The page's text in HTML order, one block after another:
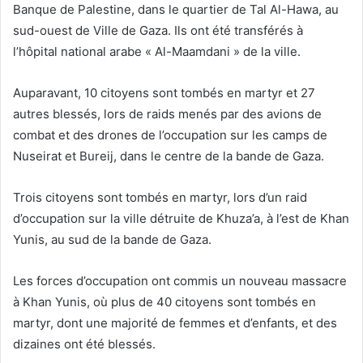
Banque de Palestine, dans le quartier de Tal Al-Hawa, au
sud-ouest de Ville de Gaza. Ils ont été transférés à
l’hôpital national arabe « Al-Maamdani » de la ville.
Auparavant, 10 citoyens sont tombés en martyr et 27
autres blessés, lors de raids menés par des avions de
combat et des drones de l’occupation sur les camps de
Nuseirat et Bureij, dans le centre de la bande de Gaza.
Trois citoyens sont tombés en martyr, lors d’un raid
d’occupation sur la ville détruite de Khuza’a, à l’est de Khan
Yunis, au sud de la bande de Gaza.
Les forces d’occupation ont commis un nouveau massacre
à Khan Yunis, où plus de 40 citoyens sont tombés en
martyr, dont une majorité de femmes et d’enfants, et des
dizaines ont été blessés.